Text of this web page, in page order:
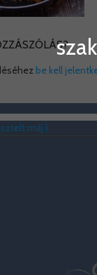
be kell
máj )